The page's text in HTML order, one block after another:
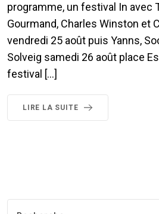
programme, un festival In avec
Gourmand, Charles Winston et
vendredi 25 août puis Yanns,
Solveig samedi 26 août place
festival […]
LIRE LA SUITE